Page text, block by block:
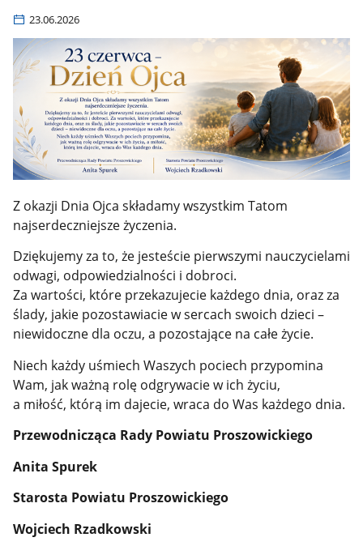
23.06.2026
Z okazji Dnia Ojca składamy wszystkim Tatom
najserdeczniejsze życzenia.
Dziękujemy za to, że jesteście pierwszymi nauczycielami
odwagi, odpowiedzialności i dobroci.
Za wartości, które przekazujecie każdego dnia, oraz za
ślady, jakie pozostawiacie w sercach swoich dzieci –
niewidoczne dla oczu, a pozostające na całe życie.
Niech każdy uśmiech Waszych pociech przypomina
Wam, jak ważną rolę odgrywacie w ich życiu,
a miłość, którą im dajecie, wraca do Was każdego dnia.
Przewodnicząca Rady Powiatu Proszowickiego
Anita Spurek
Starosta Powiatu Proszowickiego
Wojciech Rzadkowski